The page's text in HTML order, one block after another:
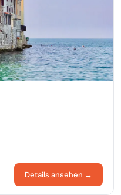
Details ansehen →